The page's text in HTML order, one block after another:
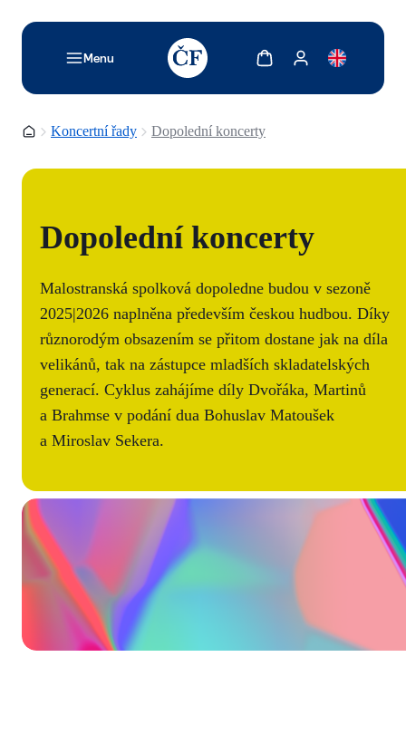
Menu
TODO: Add description for reader
Zobrazit košíkZobrazit můj účet
Domovská stránka
Koncertní řady Dopolední koncerty
Dopolední koncerty
Malostranská spolková dopoledne budou v sezoně
2025|2026 naplněna především českou hudbou. Díky
různorodým obsazením se přitom dostane jak na díla
velikánů, tak na zástupce mladších skladatelských
generací. Cyklus zahájíme díly Dvořáka, Martinů
a Brahmse v podání dua Bohuslav Matoušek
a Miroslav Sekera.